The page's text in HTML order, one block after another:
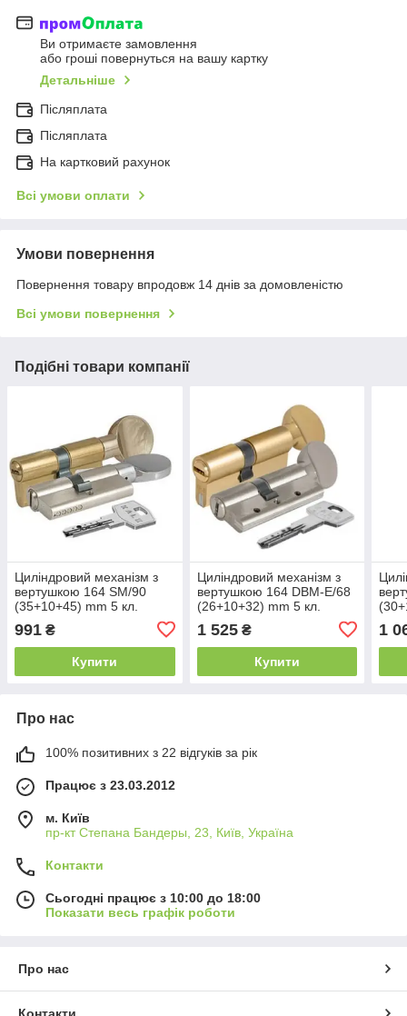
Ви отримаєте замовлення
або гроші повернуться на вашу картку
Детальніше
Післяплата
Післяплата
На картковий рахунок
Всі умови оплати
Умови повернення
Повернення товару впродовж 14 днів за домовленістю
Всі умови повернення
Подібні товари компанії
Циліндровий механізм з
вертушкою 164 SM/90
(35+10+45) mm 5 кл.
991 ₴
Купити
Циліндровий механізм з
вертушкою 164 DBM-E/68
(26+10+32) mm 5 кл.
1 525₴
Купити
1
Про нас
100% позитивних з 22 відгуків за рік
Працює з 23.03.2012
м. Київ
пр-кт Степана Бандеры, 23, Київ, Україна
Контакти
Сьогодні працює з 10:00 до 18:00
Показати весь графік роботи
Про нас